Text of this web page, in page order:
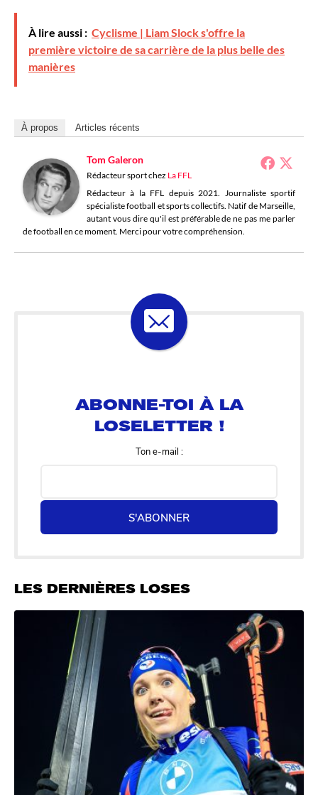
À lire aussi : Cyclisme | Liam Slock s'offre la
première victoire de sa carrière de la plus belle des
manières
À propos Articles récents
Tom Galeron
Rédacteur sportchez La FFL
Rédacteur à la FFL depuis 2021. Journaliste sportif
spécialiste football et sports collectifs. Natif de Marseille,
autant vous dire qu'il est préférable de ne pas me parler
de football en ce moment. Merci pour votre compréhension.
Ton e-mail :
S'ABONNER
LES DERNIÈRES LOSES